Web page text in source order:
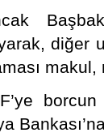
diğer
makul,